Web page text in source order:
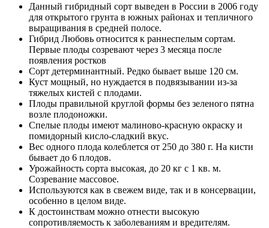
Данный гибридный сорт выведен в России в 2006 году
для открытого грунта в южных районах и тепличного
выращивания в средней полосе.
Гибрид Любовь относится к раннеспелым сортам.
Первые плоды созревают через 3 месяца после
появления ростков
Сорт детерминантный. Редко бывает выше 120 см.
Куст мощный, но нуждается в подвязывании из-за
тяжелых кистей с плодами.
Плоды правильной круглой формы без зеленого пятна
возле плодоножки.
Спелые плоды имеют малиново-красную окраску и
помидорный кисло-сладкий вкус.
Вес одного плода колеблется от 250 до 380 г. На кисти
бывает до 6 плодов.
Урожайность сорта высокая, до 20 кг с 1 кв. м.
Созревание массовое.
Используются как в свежем виде, так и в консервации,
особенно в целом виде.
К достоинствам можно отнести высокую
сопротивляемость к заболеваниям и вредителям.